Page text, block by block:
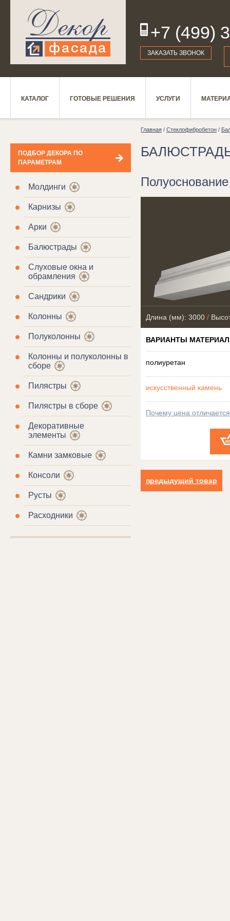
+7 (499)
19
ЗАКАЗАТЬ ЗВОНОК
КАТАЛОГ ГОТОВЫЕ РЕШЕНИЯ УСЛУГИ
ПОДБОР ДЕКОРА ПО
ПАРАМЕТРАМ
Молдинги
Карнизы
Арки
Балюстрады
Слуховые окна и
обрамления
Сандрики
Колонны
Полуколонны
Колонны и полуколонны в
сборе
Пилястры
Пилястры в сборе
Декоративные
элементы
Камни замковые
Консоли
Русты
Расходники
Главная/ Стеклофибробетон/
Длина (мм): 3000/
ВАРИАНТЫ
полиуретан
искусственный камень
Почему цена
предыдущий товар